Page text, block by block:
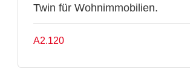
Twin für Wohnimmobilien.
A2.120